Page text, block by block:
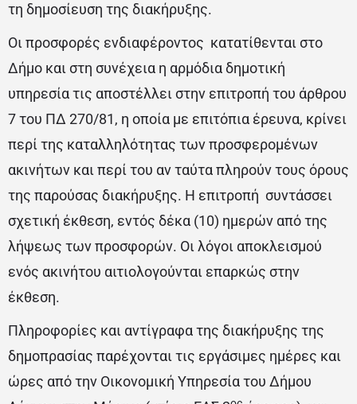
τη δημοσίευση της διακήρυξης.
Οι προσφορές ενδιαφέροντος κατατίθενται στο
Δήμο και στη συνέχεια η αρμόδια δημοτική
υπηρεσία τις αποστέλλει στην επιτροπή του άρθρου
7 του ΠΔ 270/81, η οποία με επιτόπια έρευνα, κρίνει
περί της καταλληλότητας των προσφερομένων
ακινήτων και περί του αν ταύτα πληρούν τους όρους
της παρούσας διακήρυξης. Η επιτροπή συντάσσει
σχετική έκθεση, εντός δέκα (10) ημερών από της
λήψεως των προσφορών. Οι λόγοι αποκλεισμού
ενός ακινήτου αιτιολογούνται επαρκώς στην
έκθεση.
Πληροφορίες και αντίγραφα της διακήρυξης της
δημοπρασίας παρέχονται τις εργάσιμες ημέρες και
ώρες από την Οικονομική Υπηρεσία του Δήμου